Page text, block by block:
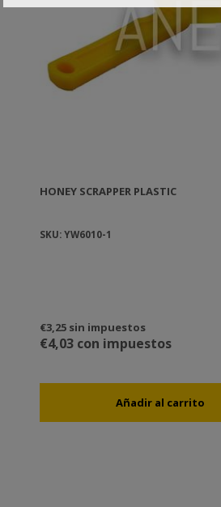
HONEY SCRAPPER PLASTIC
SKU: YW6010-1
€3,25 sin impuestos
€4,03 con impuestos